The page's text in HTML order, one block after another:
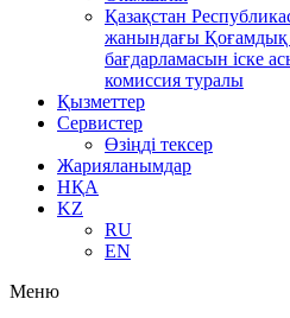
Қазақстан
жанындағы
бағдарламасын іске
комиссия туралы
Қызметтер
Сервистер
Өзіңді тексер
Жарияланымдар
НҚА
KZ
RU
EN
Меню